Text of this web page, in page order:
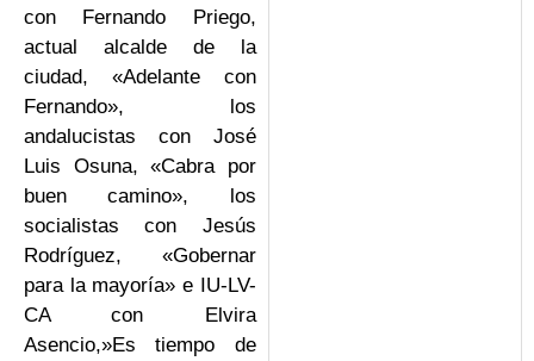
con Fernando Priego,
actual alcalde de la
ciudad, «Adelante con
Fernando», los
andalucistas con José
Luis Osuna, «Cabra por
buen camino», los
socialistas con Jesús
Rodríguez, «Gobernar
para la mayoría» e IU-LV-
CA con Elvira
Asencio,»Es tiempo de